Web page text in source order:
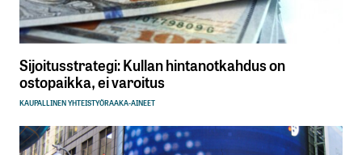
Sijoitusstrategi: Kullan hintanotkahdus on
ostopaikka, ei varoitus
KAUPALLINEN YHTEISTYÖRAAKA-AINEET